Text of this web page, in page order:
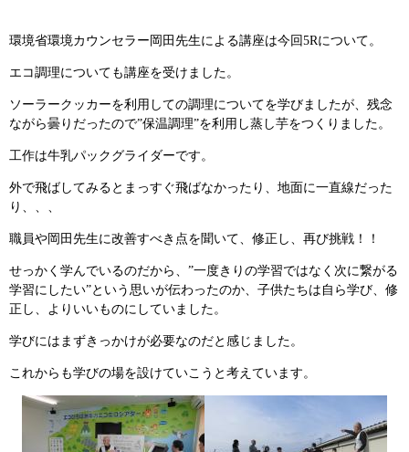
環境省環境カウンセラー岡田先生による講座は今回5Rについて。
エコ調理についても講座を受けました。
ソーラークッカーを利用しての調理についてを学びましたが、残念
ながら曇りだったので”保温調理”を利用し蒸し芋をつくりました。
工作は牛乳パックグライダーです。
外で飛ばしてみるとまっすぐ飛ばなかったり、地面に一直線だった
り、、、
職員や岡田先生に改善すべき点を聞いて、修正し、再び挑戦！！
せっかく学んでいるのだから、”一度きりの学習ではなく次に繋がる
学習にしたい”という思いが伝わったのか、子供たちは自ら学び、修
正し、よりいいものにしていました。
学びにはまずきっかけが必要なのだと感じました。
これからも学びの場を設けていこうと考えています。